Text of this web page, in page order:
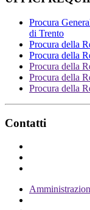
Procura
di Trento
Procura della
Procura della
Procura della
Procura della
Procura della
Contatti